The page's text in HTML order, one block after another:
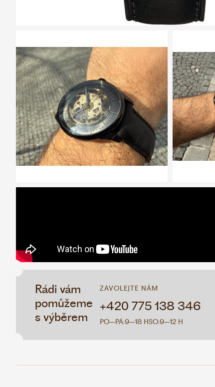
Rádi vám
pomůžeme
s výběrem
ZAVOLEJTE NÁM
+420 775 138 346
PO–PÁ:9–18 HSO:9–12 H